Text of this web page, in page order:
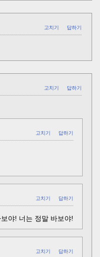
고치기 답하기
고치기 답하기
고치기 답하기
고치기 답하기
야! 너는 정말 바보야!
고치기 답하기